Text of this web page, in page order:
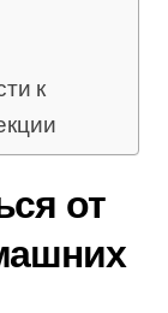
к
от